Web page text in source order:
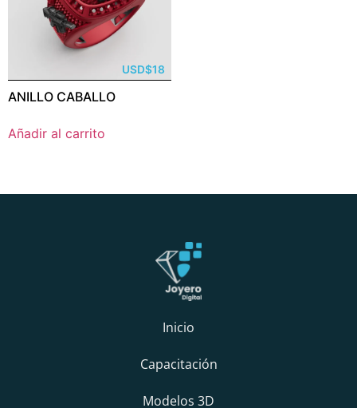
USD$18
ANILLO CABALLO
Añadir al carrito
Inicio
Capacitación
Modelos 3D